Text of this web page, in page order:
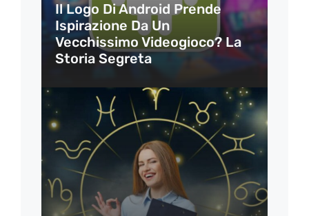
Il Logo Di Android Prende
Ispirazione Da Un
Vecchissimo Videogioco? La
Storia Segreta